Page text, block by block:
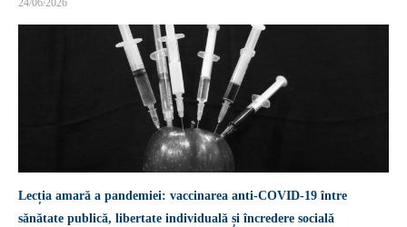
24/06/2026
Lecția amară a pandemiei: vaccinarea anti-COVID-19 între
sănătate publică, libertate individuală și încredere socială